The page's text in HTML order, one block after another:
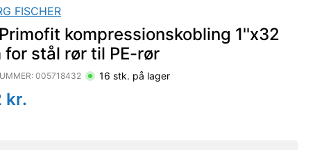
FISCHER
kompressionskobling 1''x32
for stål rør til PE-rør
005718432 16 stk. på lager
kr.